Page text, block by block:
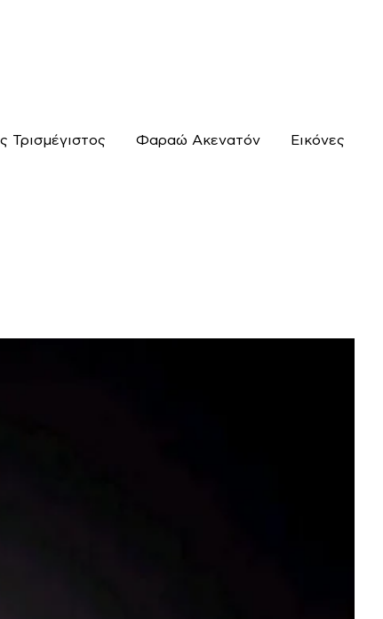
Τρισμέγιστος Φαραώ Ακενατόν Εικόνες